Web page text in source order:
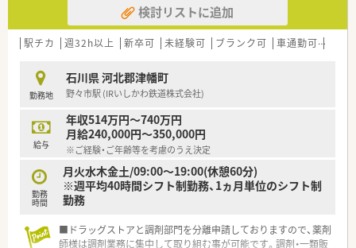
検討リストに追加
駅チカ 週32h以上 新卒可 未経験可 ブランク可 車通勤可
勤務地
石川県 河北郡津幡町
野々市駅 (IRいしかわ鉄道株式会社)
給与
年収514万円～740万円
月給240,000円～350,000円
※ご経験・ご年齢等を考慮のうえ決定
勤務
時間
月火水木金土/09:00～19:00(休憩60分)
※週平均40時間シフト制勤務、1ヵ月単位のシフト制
勤務
■ドラッグストアと調剤部門を分離申請しておりますので、薬剤
師様は調剤業務に集中して取り組む事が可能です。調剤・一類販